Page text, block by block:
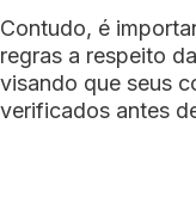
Contudo, é
regras a respeito
visando que seus
verificados antes